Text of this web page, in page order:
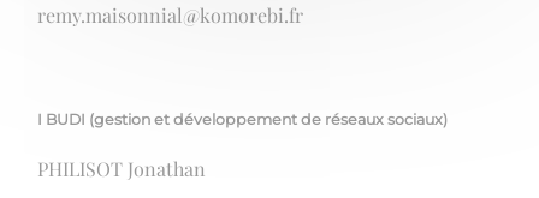
remy.maisonnial@komorebi.fr
I BUDI (gestion et développement de réseaux sociaux)
PHILISOT Jonathan